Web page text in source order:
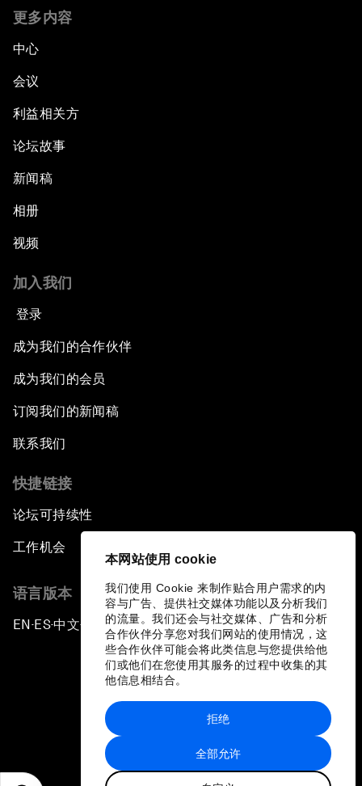
本网站使用 cookie
我们使用 Cookie 来制作贴合用户需求的内
容与广告、提供社交媒体功能以及分析我们
的流量。我们还会与社交媒体、广告和分析
合作伙伴分享您对我们网站的使用情况，这
些合作伙伴可能会将此类信息与您提供给他
们或他们在您使用其服务的过程中收集的其
他信息相结合。
全部允许
拒绝
更多内容
中心
会议
利益相关方
论坛故事
新闻稿
相册
视频
加入我们
登录
成为我们的合作伙伴
成为我们的会员
订阅我们的新闻稿
联系我们
快捷链接
论坛可持续性
工作机会
语言版本
EN ▪ES▪中文▪ 日本語
站点地图